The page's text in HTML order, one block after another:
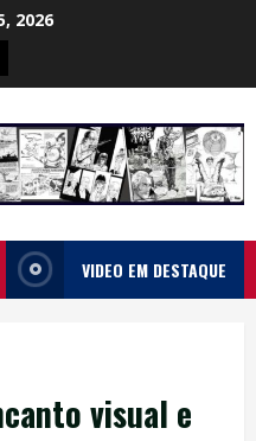
2026
VIDEO EM DESTAQUE
visual e